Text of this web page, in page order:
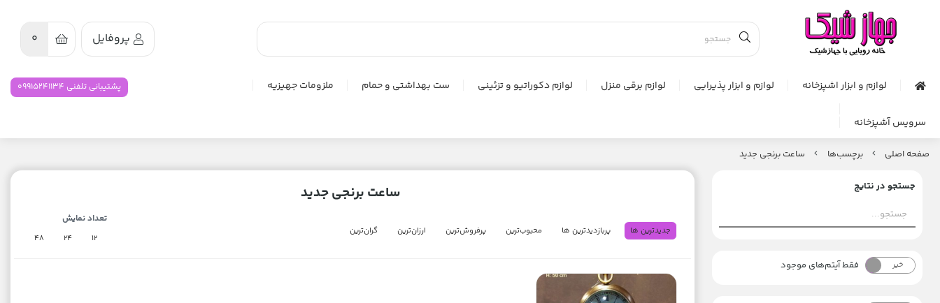
پروفایل 0
لوازم و ابزار اشپزخانه لوازم و ابزار پذیرایی لوازم برقی منزل لوازم دکوراتیو و تزئینی ست بهداشتی و حمام ملزومات جهیزیه
سرویس آشپزخانه
پشتیبانی تلفنی 09915241134
صفحه اصلی برچسب‌ها ساعت برنجی جدید
جستجو در نتایج
بله خیر فقط آیتم‌های موجود
ساعت برنجی جدید
جدیدترین ها پربازدیدترین ها محبوب‌‌ترین پرفروش‌ترین ارزان‌ترین گران‌ترین
تعداد نمایش
12
24
48